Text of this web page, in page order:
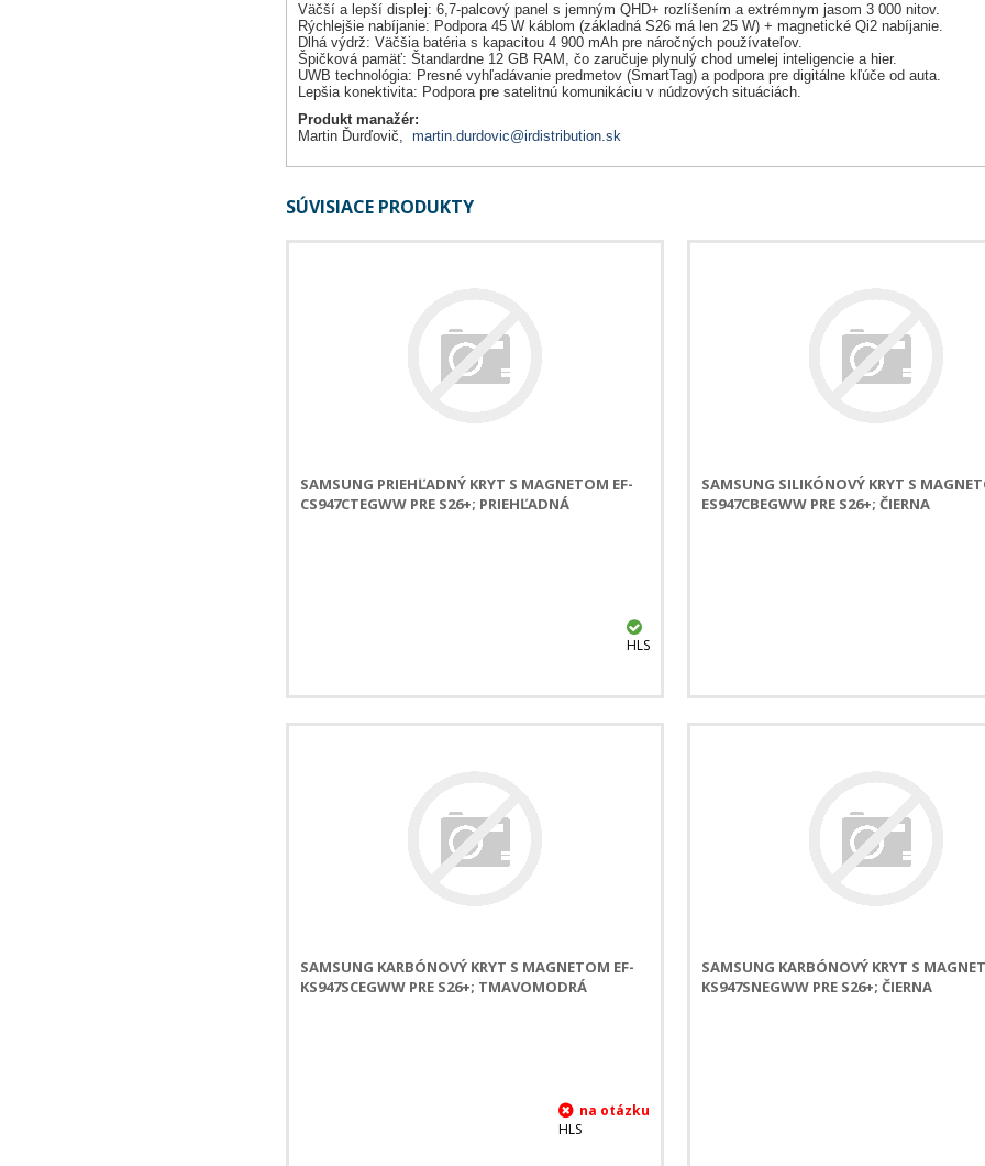
Väčší a lepší displej: 6,7-palcový panel s jemným QHD+ rozlíšením a extrémnym jasom 3 000 nitov.
Rýchlejšie nabíjanie: Podpora 45 W káblom (základná S26 má len 25 W) + magnetické Qi2 nabíjanie.
Dlhá výdrž: Väčšia batéria s kapacitou 4 900 mAh pre náročných používateľov.
Špičková pamäť: Štandardne 12 GB RAM, čo zaručuje plynulý chod umelej inteligencie a hier.
UWB technológia: Presné vyhľadávanie predmetov (SmartTag) a podpora pre digitálne kľúče od auta.
Lepšia konektivita: Podpora pre satelitnú komunikáciu v núdzových situáciách.
Produkt manažér:
Martin Ďurďovič, martin.durdovic@irdistribution.sk
SÚVISIACE PRODUKTY
SAMSUNG PRIEHĽADNÝ KRYT S MAGNETOM EF-
CS947CTEGWW PRE S26+; PRIEHĽADNÁ
HLS
SAMSUNG SILIKÓNOVÝ KRYT S
ES947CBEGWW PRE S26+; ČIERNA
SAMSUNG KARBÓNOVÝ KRYT S MAGNETOM EF-
KS947SCEGWW PRE S26+; TMAVOMODRÁ
HLS
SAMSUNG KARBÓNOVÝ KRYT S
KS947SNEGWW PRE S26+; ČIERNA